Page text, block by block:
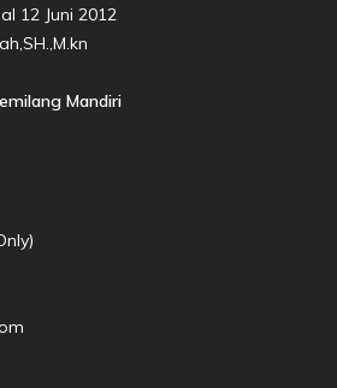
12 Juni 2012
Mandiri